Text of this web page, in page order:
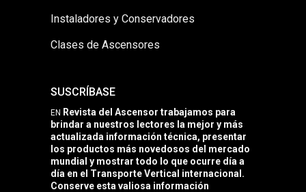
Instaladores y Conservadores
Clases de Ascensores
SUSCRÍBASE
EN Revista del Ascensor trabajamos para
brindar a nuestros lectores la mejor y más
actualizada información técnica, presentar
los productos más novedosos del mercado
mundial y mostrar todo lo que ocurre día a
día en el Transporte Vertical internacional.
Conserve esta valiosa información